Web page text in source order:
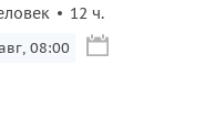
12 ч.
08:00